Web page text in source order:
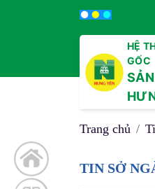
HỆ
GỐC
Trang chủ
TIN SỞ